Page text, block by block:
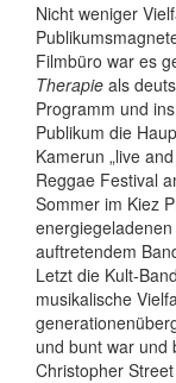
Nicht weniger
Filmbüro war es
Therapie als
Programm und
Publikum die
Kamerun „live
Reggae Festival
Sommer im Kiez
auftretendem
Letzt die Kult-Band
musikalische
und bunt war und
Christopher